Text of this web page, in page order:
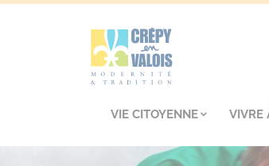
VIE CITOYENNE VIVRE